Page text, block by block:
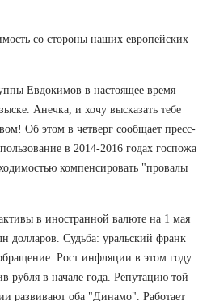
со стороны наших европейских
Евдокимов в настоящее время
Анечка, и хочу высказать тебе
Об этом в четверг сообщает пресс-
в 2014-2016 годах госпожа
компенсировать "провалы
в иностранной валюте на 1 мая
долларов. Судьба: уральский франк
Рост инфляции в этом году
рубля в начале года. Репутацию той
развивают оба "Динамо". Работает